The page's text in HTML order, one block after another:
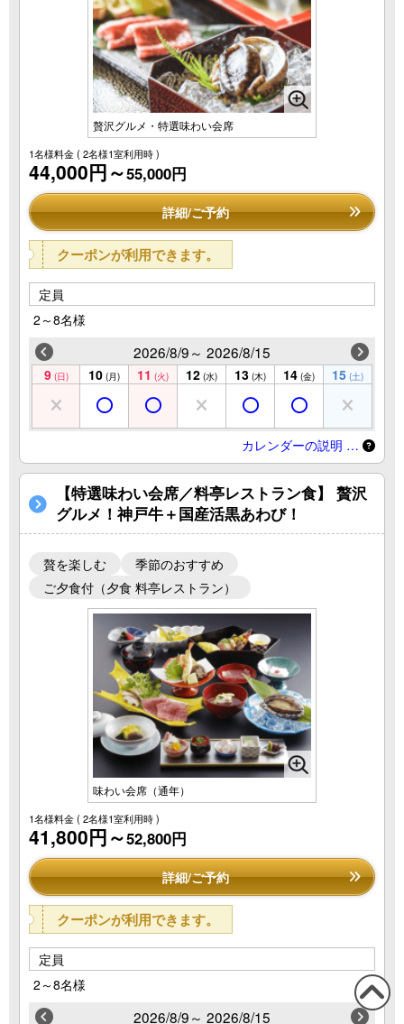
贅沢グルメ・特選味わい会席
1名様料金( 2名様1室利用時 )
44,000円～55,000円
詳細/ご予約
クーポンが利用できます。
定員
2～8名様
2026/8/9～ 2026/8/15
9 (日) 10 (月) 11 (火) 12 (水) 13 (木) 14 (金) 15 (土)
カレンダーの説明 …
【特選味わい会席／料亭レストラン食】 贅沢
グルメ！神戸牛＋国産活黒あわび！
贅を楽しむ
季節のおすすめ
ご夕食付（夕食 料亭レストラン）
味わい会席（通年）
1名様料金( 2名様1室利用時 )
41,800円～52,800円
詳細/ご予約
クーポンが利用できます。
定員
2～8名様
2026/8/9～ 2026/8/15 この